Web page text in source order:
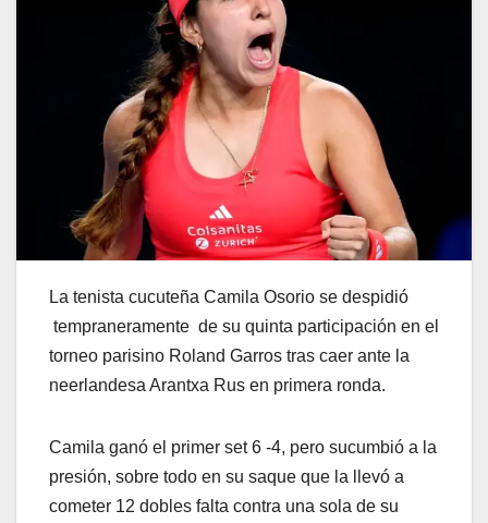
La tenista cucuteña Camila Osorio se despidió
tempraneramente de su quinta participación en el
torneo parisino Roland Garros tras caer ante la
neerlandesa Arantxa Rus en primera ronda.
Camila ganó el primer set 6 -4, pero sucumbió a la
presión, sobre todo en su saque que la llevó a
cometer 12 dobles falta contra una sola de su